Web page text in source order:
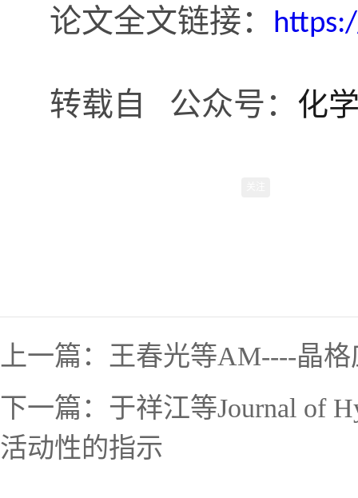
论文全文链接：
转载自 公众号： 化
上一篇： 王春光等AM----晶
下一篇： 于祥江等Journal of
活动性的指示